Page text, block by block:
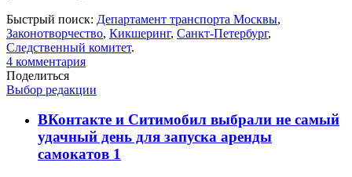
Быстрый поиск: Департамент транспорта Москвы,
Законотворчество, Кикшеринг, Санкт-Петербург,
Следственный комитет.
4 комментария
Поделиться
Выбор редакции
ВКонтакте и Ситимобил выбрали не самый
удачный день для запуска аренды
самокатов 1